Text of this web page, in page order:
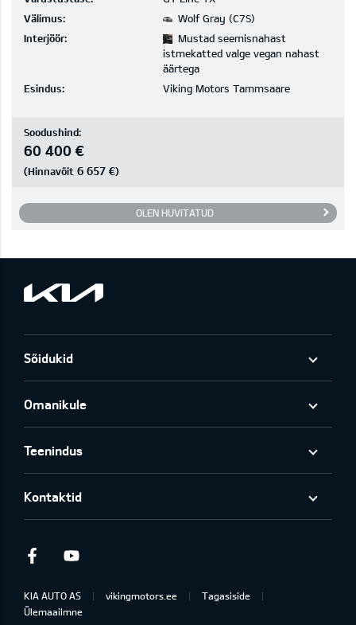
Välimus:
Wolf Gray (C7S)
Interjöör:
Mustad seemisnahast
istmekatted valge vegan nahast
äärtega
Esindus:
Viking Motors Tammsaare
Soodushind:
60 400 €
(Hinnavõit 6 657 €)
OLEN HUVITATUD
Sõidukid
Omanikule
Teenindus
Kontaktid
Facebook
KIA AUTO AS vikingmotors.ee
Tagasiside
Ülemaailmne